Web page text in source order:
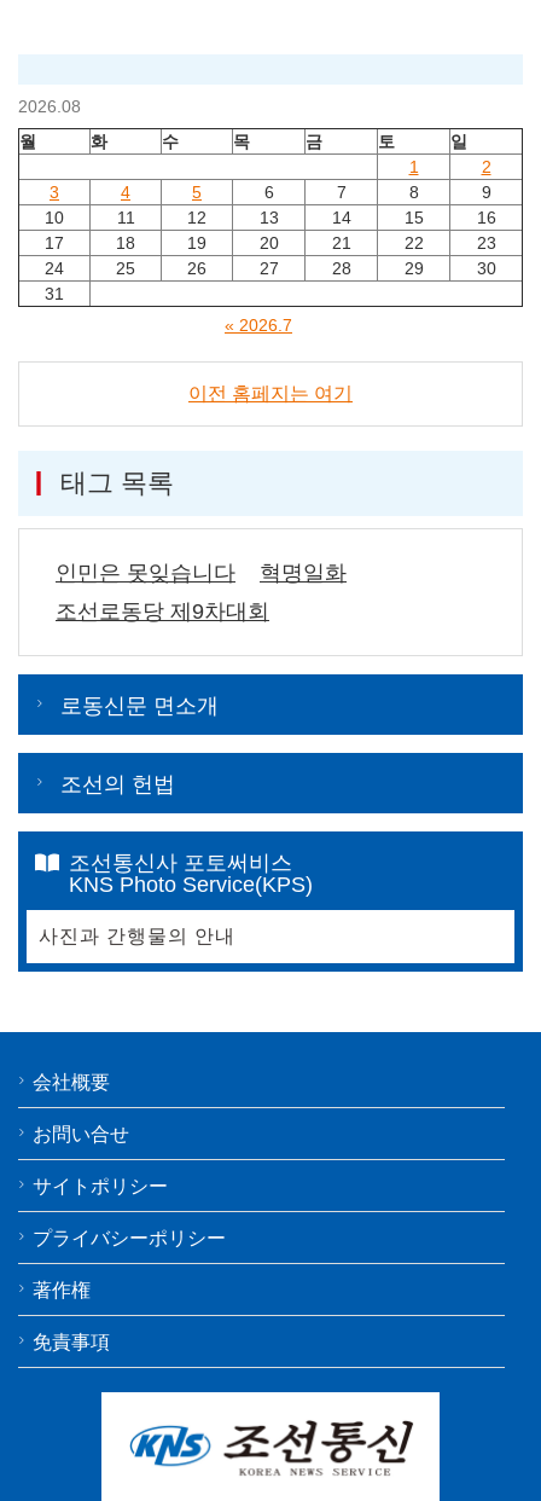
2026.08
월
화 수 목 금 토
일
1
2
3
4 5 6 7 8
9
10
11 12 13 14 15
16
17
18 19 20 21 22
23
24
25 26 27 28 29
30
31
« 2026.7
이전 홈페지는 여기
태그 목록
인민은 못잊습니다
혁명일화
조선로동당 제9차대회
로동신문 면소개
조선의 헌법
조선통신사 포토써비스
KNS Photo Service(KPS)
사진과 간행물의 안내
会社概要
お問い合せ
サイトポリシー
プライバシーポリシー
著作権
免責事項